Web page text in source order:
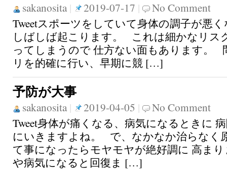
sakanosita| 2019-07-17 |
No Comment
Tweetスポーツをしていて身体の調子が悪
しばしば起こります。 これは細かなリス
ってしまうので 仕方ない面もあります。
リを的確に行い、早期に競 […]
予防が大事
sakanosita| 2019-04-05 |
No Comment
Tweet身体が痛くなる、病気になるときに
にいきますよね。 で、なかなか治らなく
て事になったらモヤモヤが絶好調に 高ま
や病気になると回復ま […]